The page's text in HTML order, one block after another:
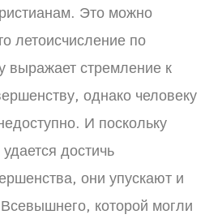
Это можно
летоисчисление по
выражает стремление к
однако человеку
И поскольку
достичь
они упускают и
которой могли